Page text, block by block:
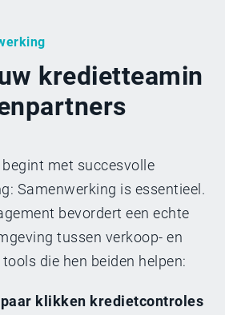
kredietteamin
met succesvolle
Samenwerking is essentieel.
bevordert een echte
tussen verkoop- en
die hen beiden helpen:
klikken kredietcontroles